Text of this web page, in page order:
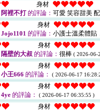
身材
阿裡不打的評論： 可愛 笑容甜美
身材
Jojo1101 的評論： 小護士溫柔體貼
身材
隔壁的大叔 的評論： 很棒 ( 2026-06-
身材
小王666 的評論： ( 2026-06-17
身材
4ye 的評論： ( 2026-06-17 06:35:55 )
身材